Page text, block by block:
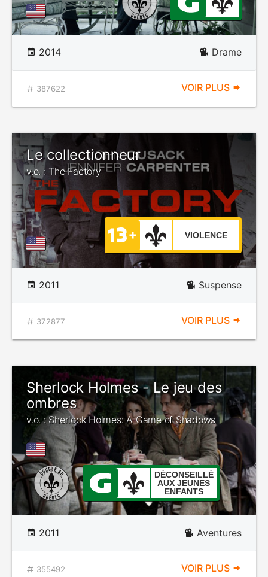
2014 Drame
387622 VOIR PLUS
Le collectionneur
v.o. : The Factory
VIOLENCE
2011 Suspense
372877 VOIR PLUS
Sherlock Holmes - Le jeu des
ombres
v.o. : Sherlock Holmes: A Game of Shadows
DÉCONSEILLÉ
AUX JEUNES
ENFANTS
2011 Aventures
355492 VOIR PLUS